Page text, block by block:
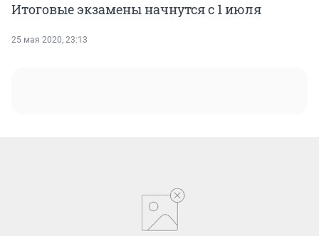
Итоговые экзамены начнутся с 1 июля
25 мая 2020, 23:13